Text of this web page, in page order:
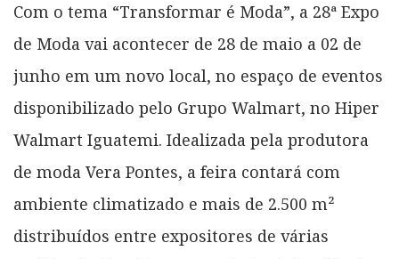
Com o tema “Transformar é Moda”, a 28ª Expo
de Moda vai acontecer de 28 de maio a 02 de
junho em um novo local, no espaço de eventos
disponibilizado pelo Grupo Walmart, no Hiper
Walmart Iguatemi. Idealizada pela produtora
de moda Vera Pontes, a feira contará com
ambiente climatizado e mais de 2.500 m²
distribuídos entre expositores de várias